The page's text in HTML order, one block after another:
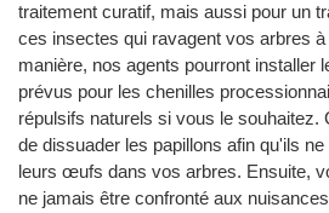
traitement curatif, mais aussi pour un
ces insectes qui ravagent vos arbres à
manière, nos agents pourront installer
prévus pour les chenilles
répulsifs naturels si vous le souhaitez.
de dissuader les papillons afin qu'ils
leurs œufs dans vos arbres. Ensuite,
ne jamais être confronté aux